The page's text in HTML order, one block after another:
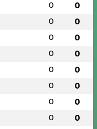
0 0
0 0
0 0
0 0
0 0
0 0
0 0
0 0